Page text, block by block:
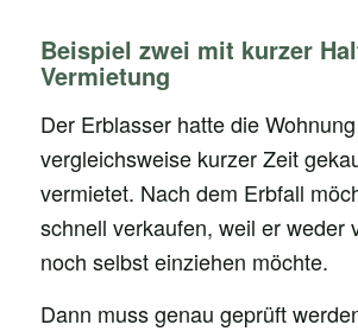
Beispiel zwei mit kurzer
Vermietung
Der Erblasser hatte die
vergleichsweise kurzer Zeit
vermietet. Nach dem Erbfall
schnell verkaufen, weil er weder
noch selbst einziehen möchte.
Dann muss genau geprüft